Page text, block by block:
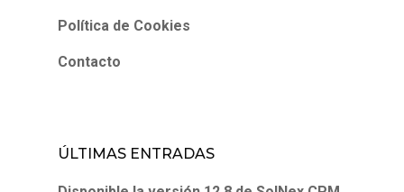
Política de Cookies
Contacto
ÚLTIMAS ENTRADAS